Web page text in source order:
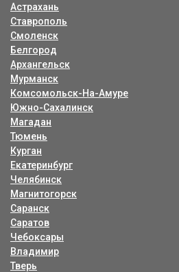
Астрахань
Ставрополь
Смоленск
Белгород
Архангельск
Мурманск
Комсомольск-На-Амуре
Южно-Сахалинск
Магадан
Тюмень
Курган
Екатеринбург
Челябинск
Магнитогорск
Саранск
Саратов
Чебоксары
Владимир
Тверь